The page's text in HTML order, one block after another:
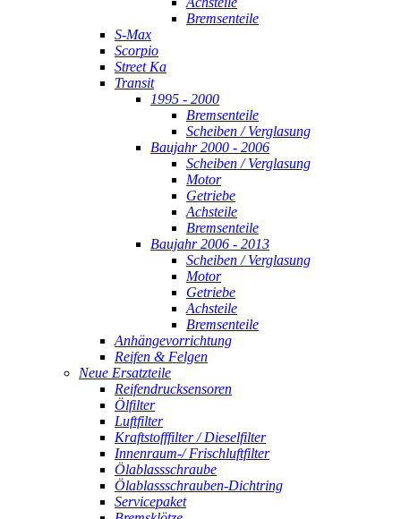
Bremsenteile
S-Max
Scorpio
Street Ka
Transit
1995 - 2000
Bremsenteile
Scheiben / Verglasung
Baujahr 2000 - 2006
Scheiben / Verglasung
Motor
Getriebe
Achsteile
Bremsenteile
Baujahr 2006 - 2013
Scheiben / Verglasung
Motor
Getriebe
Achsteile
Bremsenteile
Anhängevorrichtung
Reifen & Felgen
Neue Ersatzteile
Reifendrucksensoren
Ölfilter
Luftfilter
Kraftstofffilter / Dieselfilter
Innenraum-/ Frischluftfilter
Ölablassschraube
Ölablassschrauben-Dichtring
Servicepaket